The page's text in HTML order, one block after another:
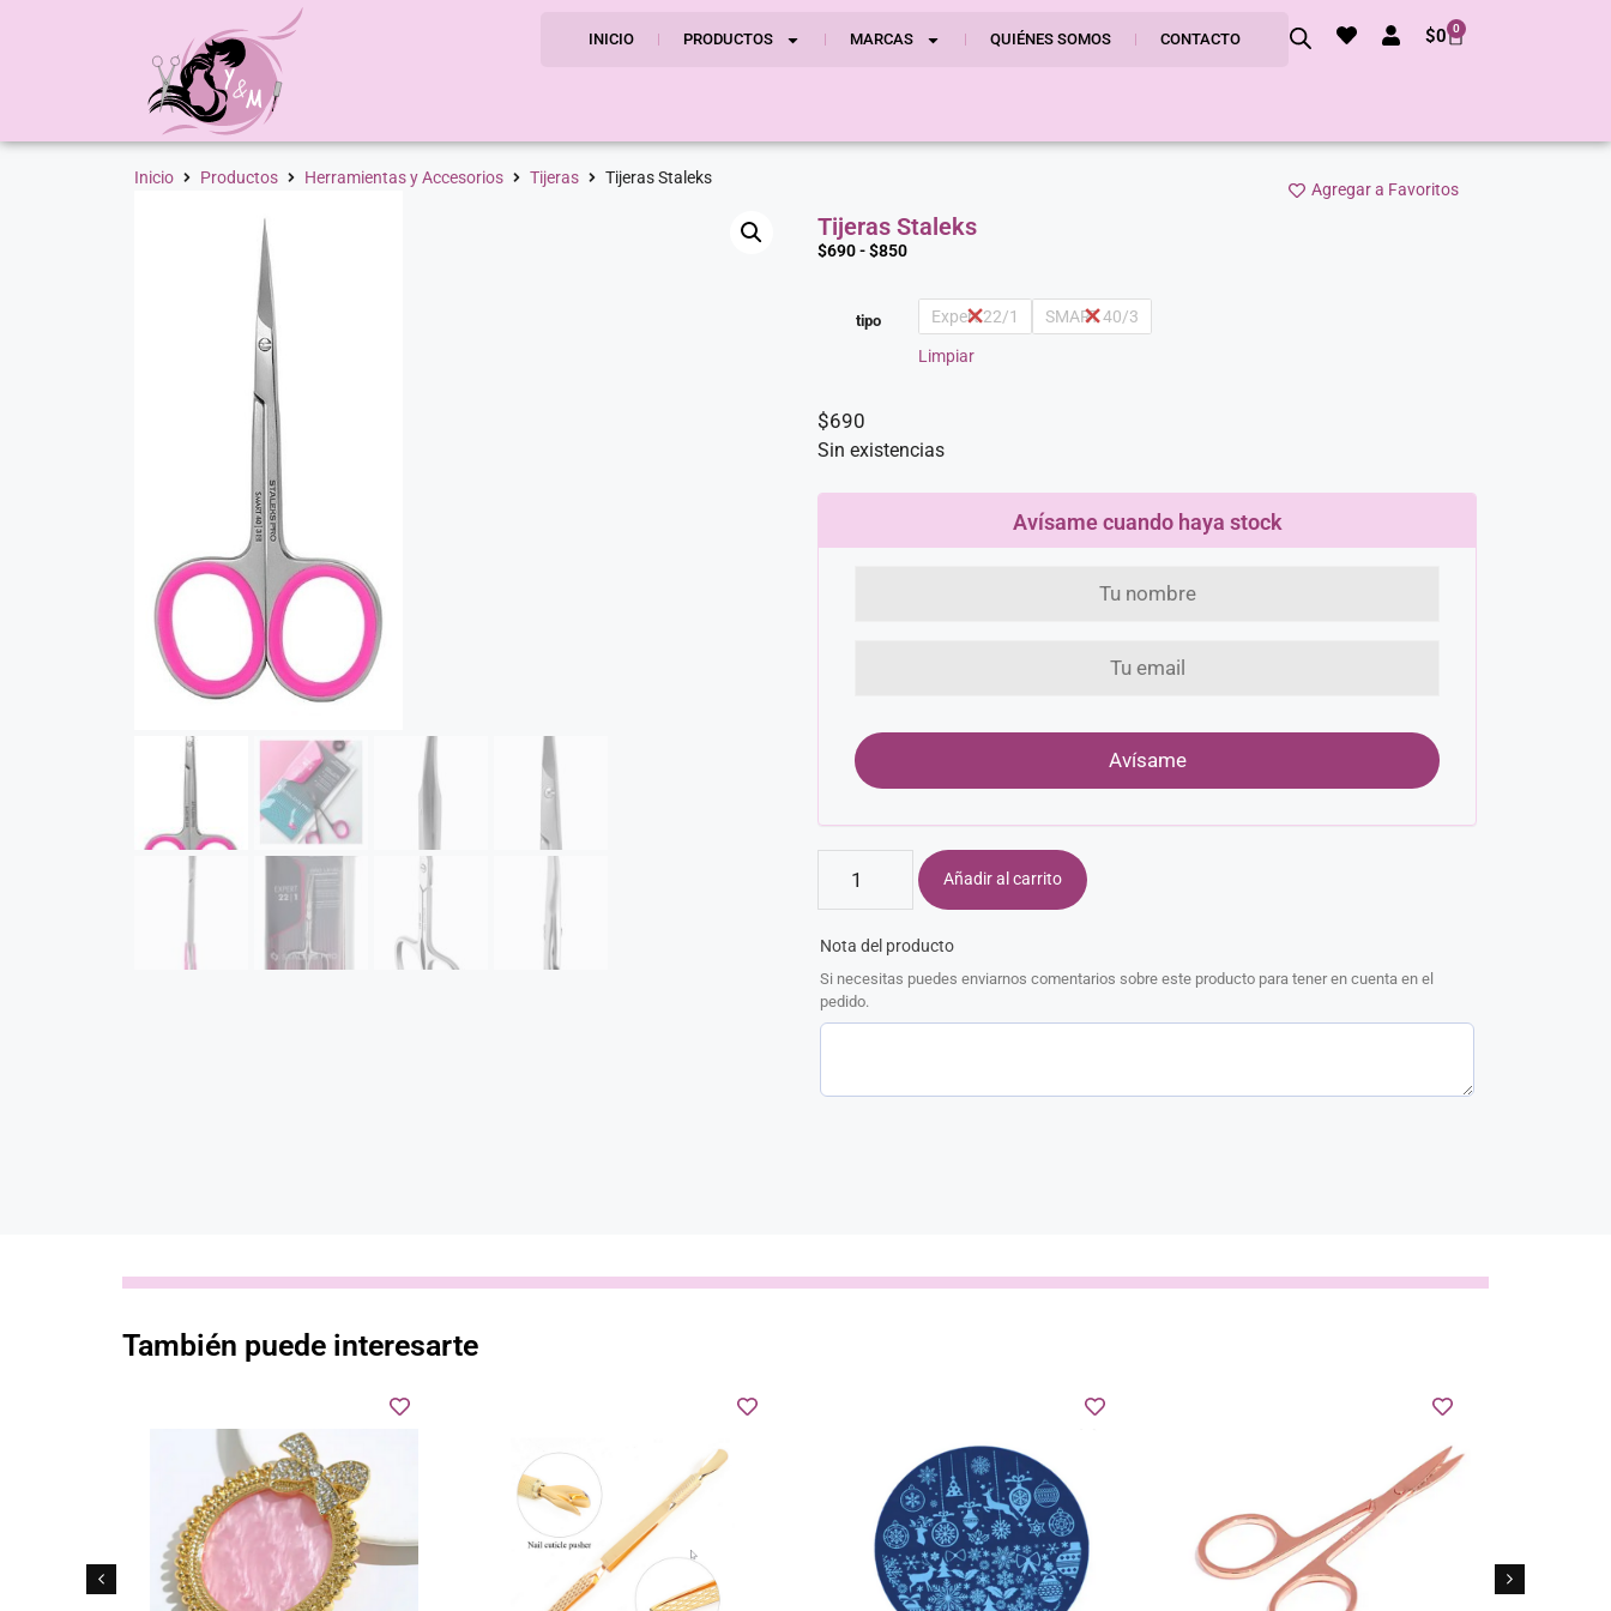
INICIO PRODUCTOS MARCAS QUIÉNES SOMOS CONTACTO $0 0
Inicio Productos Herramientas y Accesorios Tijeras Tijeras Staleks
Agregar a Favoritos
Tijeras Staleks
$690-$850
tipo Expert 22/1 SMART 40/3
Limpiar
$690
Sin existencias
Avísame cuando haya stock
Añadir al carrito
Nota del producto
Si necesitas puedes enviarnos comentarios sobre este producto para tener en cuenta en el
pedido.
También puede interesarte